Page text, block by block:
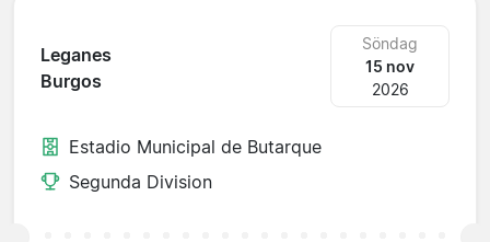
Leganes
Burgos
Söndag
15 nov
2026
Estadio Municipal de Butarque
Segunda Division